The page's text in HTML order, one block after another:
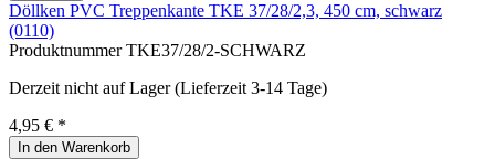
Döllken PVC Treppenkante TKE 37/28/2,3, 450 cm, schwarz
(0110)
ProduktnummerTKE37/28/2-SCHWARZ
Derzeit nicht auf Lager (Lieferzeit 3-14 Tage)
4,95 € *
In den Warenkorb